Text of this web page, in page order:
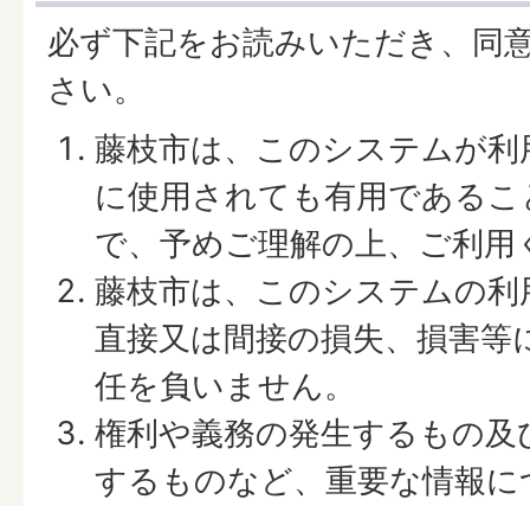
必ず下記をお読みいただき、同
さい。
藤枝市は、このシステムが
に使用されても有用である
で、予めご理解の上、ご利用
藤枝市は、このシステムの
直接又は間接の損失、損害等
任を負いません。
権利や義務の発生するもの
するものなど、重要な情報